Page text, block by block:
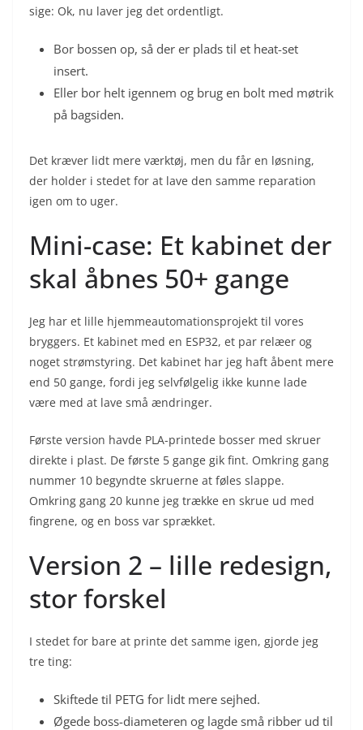
sige: Ok, nu laver jeg det ordentligt.
Bor bossen op, så der er plads til et heat-set
insert.
Eller bor helt igennem og brug en bolt med møtrik
på bagsiden.
Det kræver lidt mere værktøj, men du får en løsning,
der holder i stedet for at lave den samme reparation
igen om to uger.
Mini-case: Et kabinet der
skal åbnes 50+ gange
Jeg har et lille hjemmeautomationsprojekt til vores
bryggers. Et kabinet med en ESP32, et par relæer og
noget strømstyring. Det kabinet har jeg haft åbent mere
end 50 gange, fordi jeg selvfølgelig ikke kunne lade
være med at lave små ændringer.
Første version havde PLA-printede bosser med skruer
direkte i plast. De første 5 gange gik fint. Omkring gang
nummer 10 begyndte skruerne at føles slappe.
Omkring gang 20 kunne jeg trække en skrue ud med
fingrene, og en boss var sprækket.
Version 2 – lille redesign,
stor forskel
I stedet for bare at printe det samme igen, gjorde jeg
tre ting:
Skiftede til PETG for lidt mere sejhed.
Øgede boss-diameteren og lagde små ribber ud til